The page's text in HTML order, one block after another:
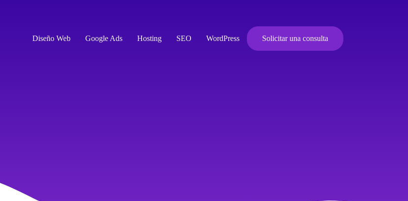
Diseño Web Google Ads Hosting SEO WordPress Solicitar una consulta